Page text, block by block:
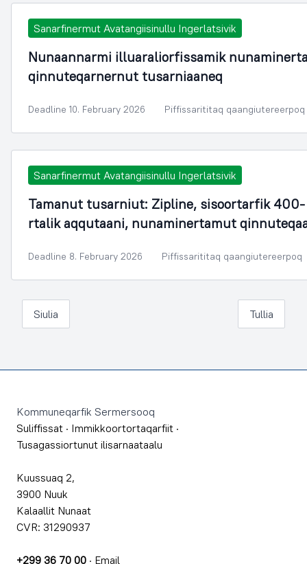
Sanarfinermut Avatangiisinullu Ingerlatsivik
Nunaannarmi illuaraliorfissamik
qinnuteqarnernut tusarniaaneq
Deadline 10. February 2026 Piffissarititaq qaangiutereerpoq
Sanarfinermut Avatangiisinullu Ingerlatsivik
Tamanut tusarniut: Zipline, sisoortarfik 400-
rtalik aqqutaani, nunaminertamut
Deadline 8. February 2026 Piffissarititaq qaangiutereerpoq
Siulia Tullia
Kommuneqarfik Sermersooq
Suliffissat · Immikkoortortaqarfiit ·
Tusagassiortunut ilisarnaataalu
Kuussuaq 2,
3900 Nuuk
Kalaallit Nunaat
CVR: 31290937
+299 36 70 00 · Email